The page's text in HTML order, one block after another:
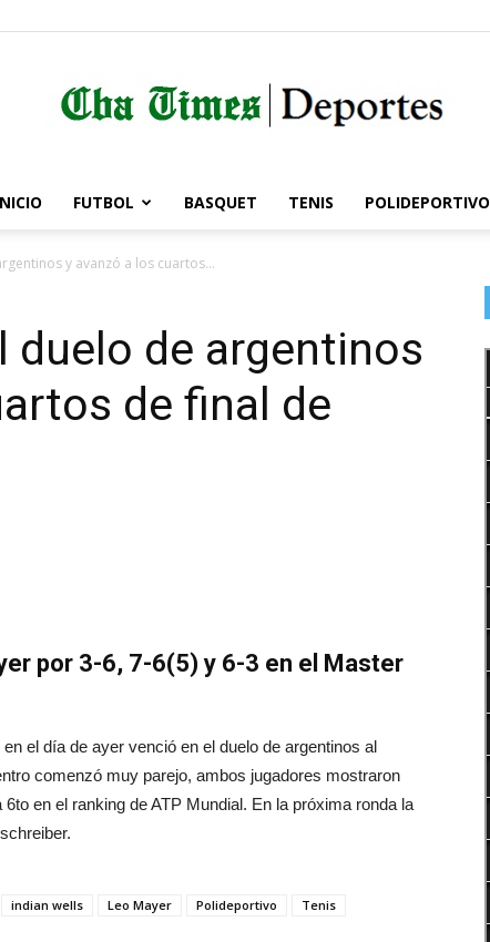
Córdoba
Times
FUTBOL BASQUET TENIS POLIDEPORTIVO
y avanzó a los cuartos...
duelo de argentinos
de final de
por 3-6, 7-6(5) y 6-3 en el Master
el día de ayer venció en el duelo de argentinos al
comenzó muy parejo, ambos jugadores mostraron
en el ranking de ATP Mundial. En la próxima ronda la
indian wells Leo Mayer Polideportivo Tenis